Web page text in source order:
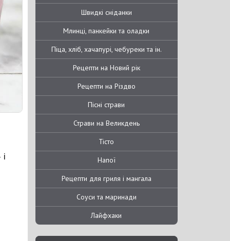
Швидкі сніданки
Млинці, панкейки та оладки
Піца, хліб, хачапурі, чебуреки та ін.
Рецепти на Новий рік
Рецепти на Різдво
Пісні страви
Страви на Великдень
Тісто
Напої
Рецепти для гриля і мангала
Соуси та маринади
Лайфхаки